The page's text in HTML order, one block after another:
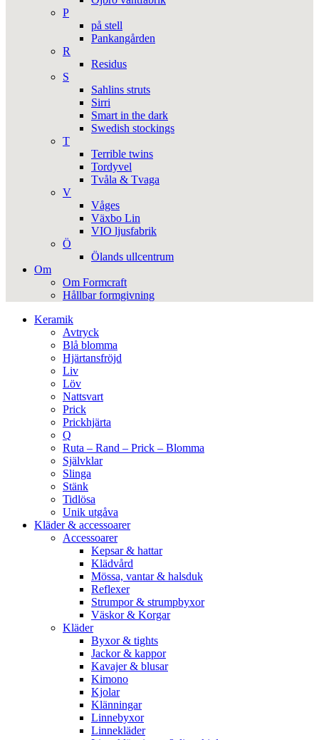
P
på stell
Pankangården
R
Residus
S
Sahlins struts
Sirri
Smart in the dark
Swedish stockings
T
Terrible twins
Tordyvel
Tvåla & Tvaga
V
Våges
Växbo Lin
VIO ljusfabrik
Ö
Ölands ullcentrum
Om
Om Formcraft
Hållbar formgivning
Keramik
Avtryck
Blå blomma
Hjärtansfröjd
Liv
Löv
Nattsvart
Prick
Prickhjärta
Q
Ruta – Rand – Prick – Blomma
Självklar
Slinga
Stänk
Tidlösa
Unik utgåva
Kläder & accessoarer
Accessoarer
Kepsar & hattar
Klädvård
Mössa, vantar & halsduk
Reflexer
Strumpor & strumpbyxor
Väskor & Korgar
Kläder
Byxor & tights
Jackor & kappor
Kavajer & blusar
Kimono
Kjolar
Klänningar
Linnebyxor
Linnekläder